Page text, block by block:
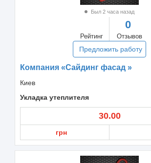
Был 2 часа назад
Рейтинг
0
Отзывов
Предложить работу
Компания «Сайдинг фасад »
Киев
Укладка утеплителя
30.00
грн